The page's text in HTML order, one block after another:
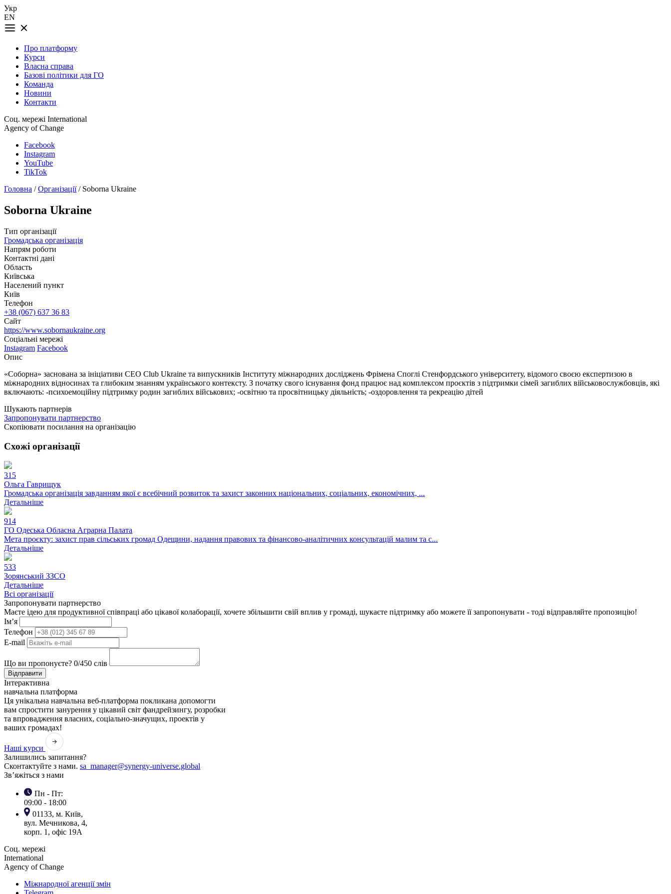
Укр
EN
Про платформу
Курси
Власна справа
Базові політики для ГО
Команда
Новини
Контакти
Соц. мережі International
Agency of Change
Facebook
Instagram
YouTube
TikTok
Головна /Організації/ Soborna Ukraine
Soborna Ukraine
Тип організації
Громадська організація
Напрям роботи
Контактні дані
Область
Київська
Населений пункт
Київ
Телефон
+38 (067) 637 36 83
Сайт
https://www.sobornaukraine.org
Соціальні мережі
Instagram Facebook
Опис
«Соборна» заснована за ініціативи CEO Club Ukraine та випускників Інституту міжнародних досліджень Фрімена Споглі Стенфордського університету, відомого своєю експертизою в
міжнародних відносинах та глибоким знанням українського контексту. З початку свого існування фонд працює над комплексом проєктів з підтримки сімей загиблих військовослужбовців, які
включають: -психоемоційну підтримку родин загиблих військових; -освітню та просвітницьку діяльність; -оздоровлення та рекреацію дітей
Шукають партнерів
Запропонувати партнерство
Скопіювати посилання на організацію
Схожі організації
315
Ольга Гаврищук
Громадська організація завданням якої є всебічний розвиток та захист законних національних, соціальних, економічних, ...
Детальніше
914
ГО Одеська Обласна Аграрна Палата
Мета проєкту: захист прав сільських громад Одещини, надання правових та фінансово-аналітичних консультацій малим та с...
Детальніше
533
Зорянський ЗЗСО
Детальніше
Всі організації
Запропонувати партнерство
Маєте ідею для продуктивної співпраці або цікавої колаборації, хочете збільшити свій вплив у громаді, шукаєте підтримку або можете її запропонувати - тоді відправляйте пропозицію!
Ім’я
Телефон
E-mail
Що ви пропонуєте? 0/450 слів
Відправити
Інтерактивна
навчальна платформа
Ця унікальна навчальна веб-платформа покликана допомогти
вам спростити занурення у цікавий світ фандрейзингу, розробки
та впровадження власних, соціально-значущих, проектів у
ваших громадах!
Наші курси
Залишились запитання?
Сконтактуйте з нами. sa_manager@synergy-universe.global
Зв’яжіться з нами
Пн - Пт:
09:00 - 18:00
01133, м. Київ,
вул. Мечникова, 4,
корп. 1, офіс 19А
Соц. мережі
International
Agency of Change
Міжнародної агенції змін